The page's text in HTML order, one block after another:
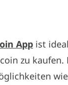
App ist
zu kaufen.